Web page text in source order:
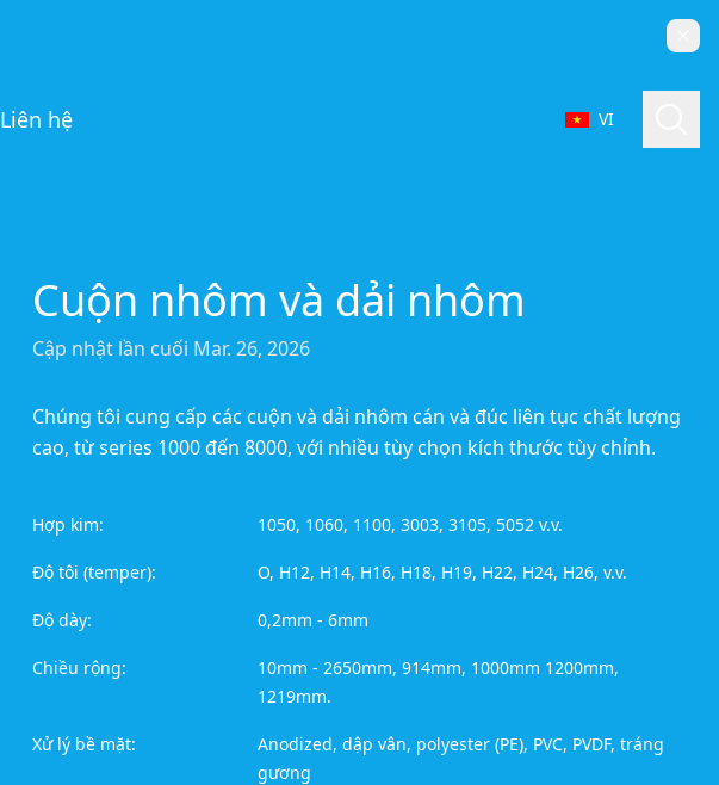
Liên hệ VI
Chọn ngôn ngữ
Cuộn nhôm và dải nhôm
Cập nhật lần cuối Mar. 26, 2026
Chúng tôi cung cấp các cuộn và dải nhôm cán và đúc liên tục chất lượng
cao, từ series 1000 đến 8000, với nhiều tùy chọn kích thước tùy chỉnh.
Hợp kim: 1050, 1060, 1100, 3003, 3105, 5052 v.v.
Độ tôi (temper): O, H12, H14, H16, H18, H19, H22, H24, H26, v.v.
Độ dày: 0,2mm - 6mm
Chiều rộng:
10mm - 2650mm, 914mm, 1000mm 1200mm,
1219mm.
Xử lý bề mặt:
Anodized, dập vân, polyester (PE), PVC, PVDF, tráng
gương